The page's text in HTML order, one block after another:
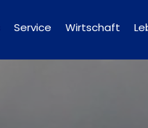
Service Wirtschaft